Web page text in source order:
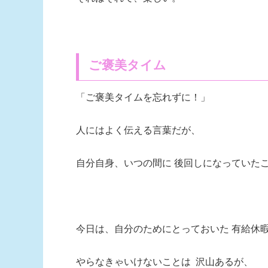
ご褒美タイム
「ご褒美タイムを忘れずに！」
人にはよく伝える言葉だが、
自分自身、いつの間に 後回しになっていた
今日は、自分のためにとっておいた 有給休暇
やらなきゃいけないことは 沢山あるが、